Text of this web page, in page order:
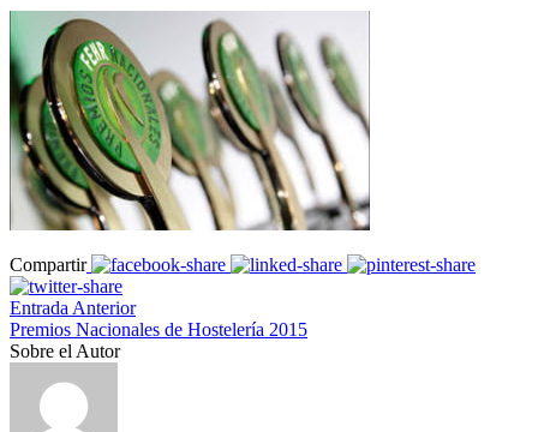
Compartir
Entrada Anterior
Premios Nacionales de Hostelería 2015
Sobre el Autor